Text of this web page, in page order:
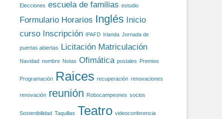
Elecciones escuela de familias estudio
Formulario Horarios Inglés Inicio
curso Inscripción IPAFD Irlanda Jornada de
puertas abiertas Licitación Matriculación
Navidad nombre Notas Ofimática postales Premios
Programación Raices recuperación renovaciones
renovación reunión Robocampeones socios
Sostenibilidad Taquillas Teatro videoconferencia